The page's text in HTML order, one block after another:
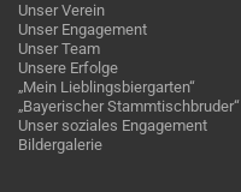
Unser Verein
Unser Engagement
Unser Team
Unsere Erfolge
„Mein Lieblingsbiergarten“
„Bayerischer Stammtischbruder“
Unser soziales Engagement
Bildergalerie